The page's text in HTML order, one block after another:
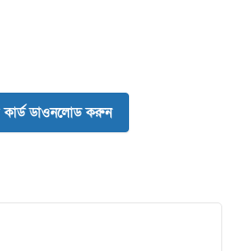
ডাওনলোড করুন